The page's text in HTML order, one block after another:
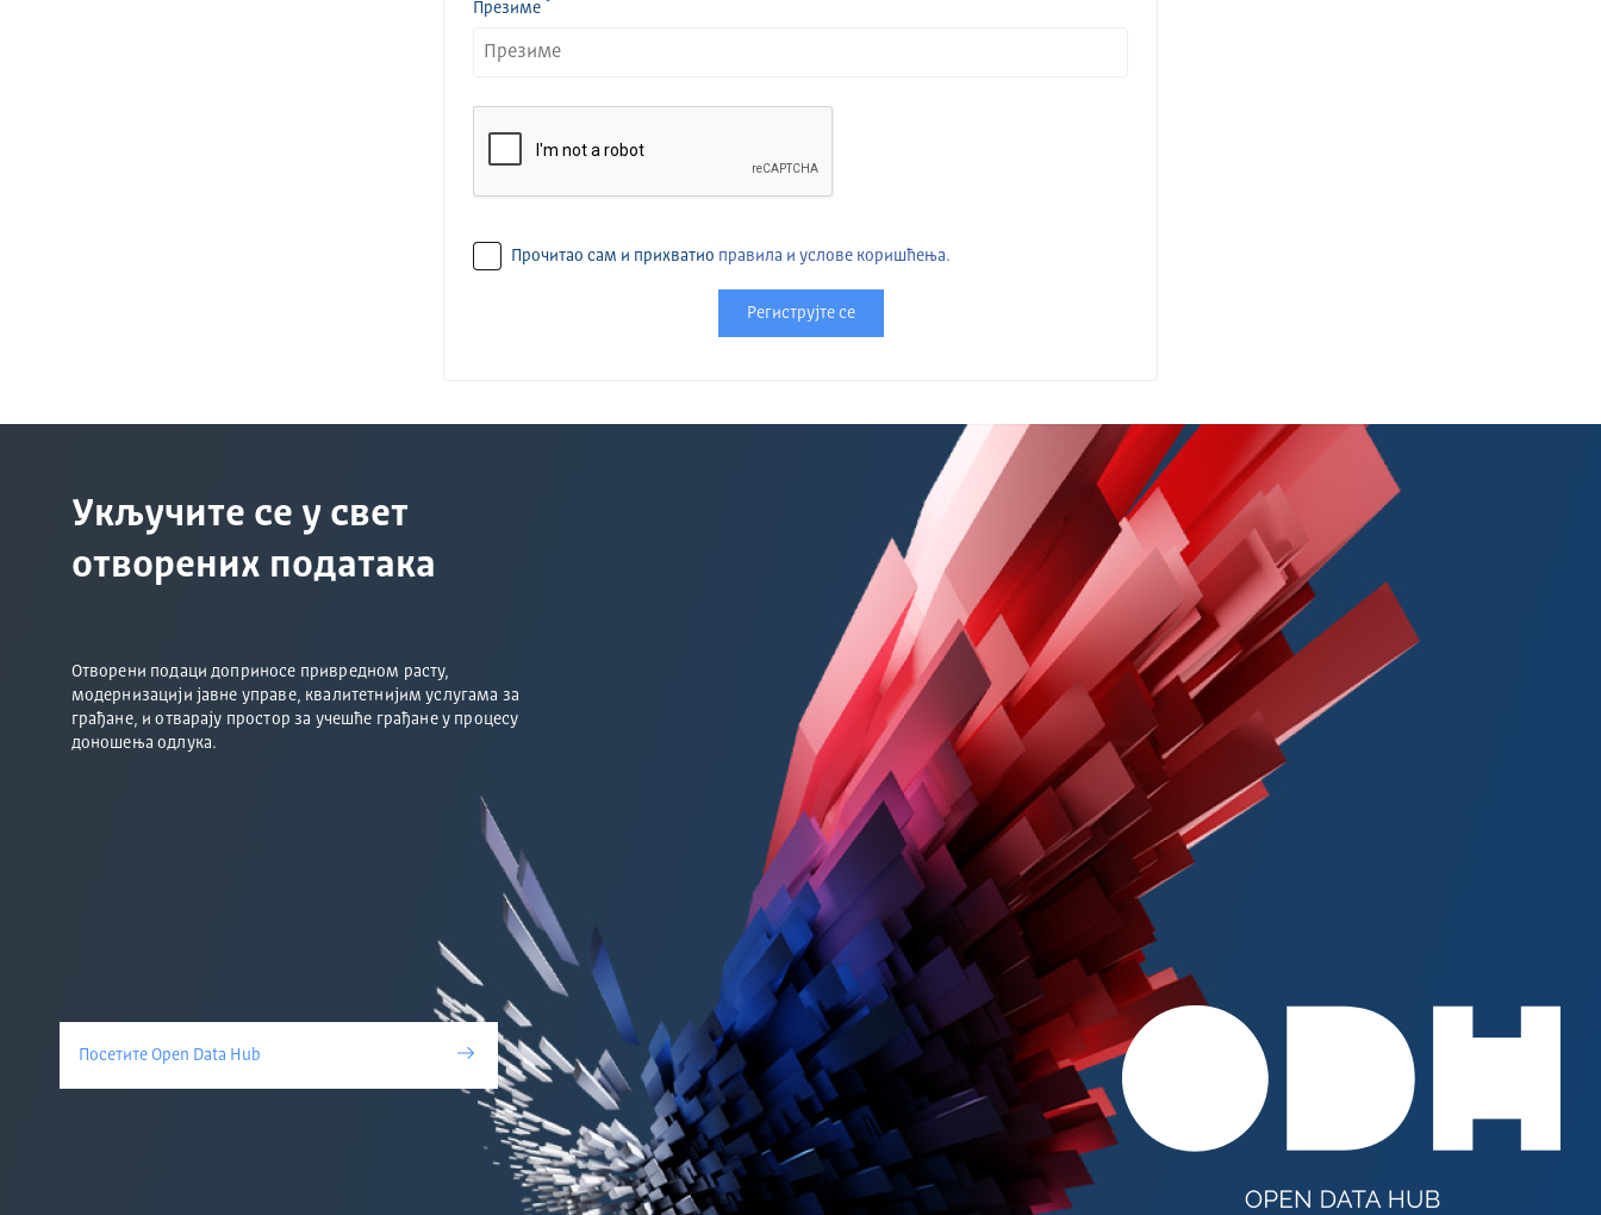
Презиме
Прочитао сам и прихватио правила и услове коришћења.
Региструјте се
Укључите се у свет
отворених података
Отворени подаци доприносе привредном расту,
модернизацији јавне управе, квалитетнијим услугама за
грађане, и отварају простор за учешће грађане у процесу
доношења одлука.
Посетите Open Data Hub